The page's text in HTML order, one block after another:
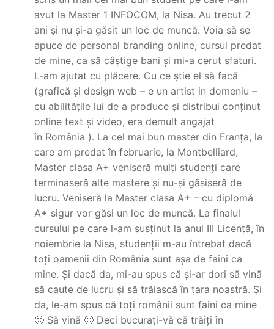
avut la Master 1 INFOCOM, la Nisa. Au trecut 2
ani și nu și-a găsit un loc de muncă. Voia să se
apuce de personal branding online, cursul predat
de mine, ca să câștige bani și mi-a cerut sfaturi.
L-am ajutat cu plăcere. Cu ce știe el să facă
(grafică și design web – e un artist in domeniu –
cu abilitățile lui de a produce și distribui conținut
online text și video, era demult angajat
în România ). La cel mai bun master din Franța, la
care am predat în februarie, la Montbelliard,
Master clasa A+ veniseră mulți studenți care
terminaseră alte mastere și nu-și găsiseră de
lucru. Veniseră la Master clasa A+ – cu diplomă
A+ sigur vor găsi un loc de muncă. La finalul
cursului pe care l-am susținut la anul III Licență, în
noiembrie la Nisa, studenții m-au întrebat dacă
toți oamenii din România sunt așa de faini ca
mine. Și dacă da, mi-au spus că și-ar dori să vină
să caute de lucru și să trăiască în țara noastră. Și
da, le-am spus că toți românii sunt faini ca mine
🙂 Să vină 🙂 Deci bucurați-vă că trăiți în